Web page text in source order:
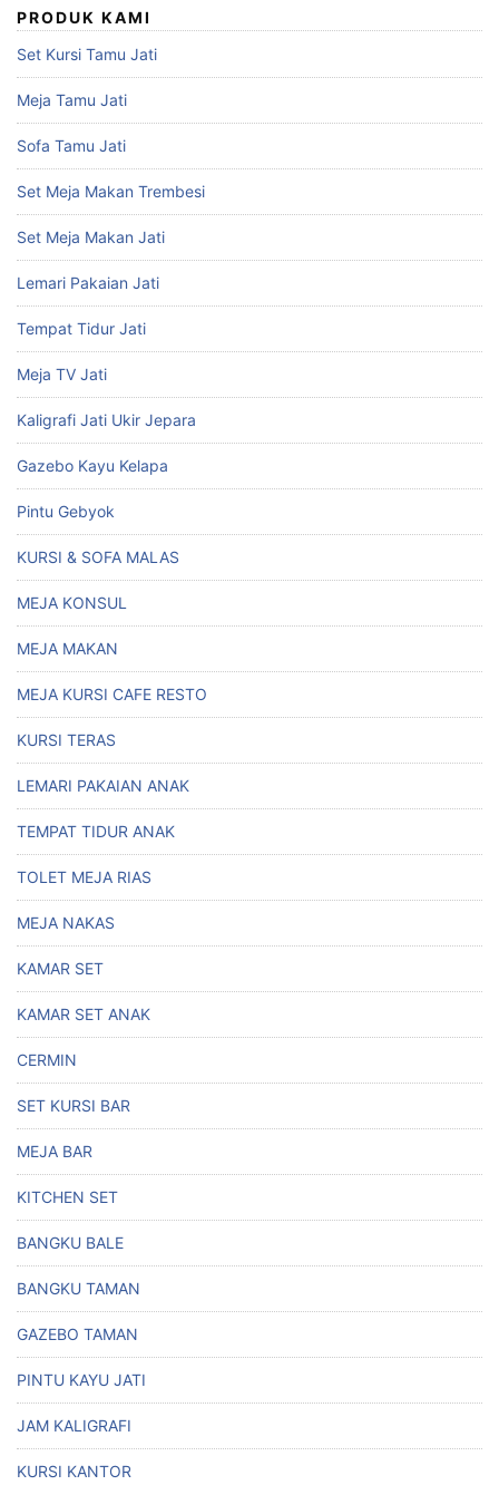
PRODUK KAMI
Set Kursi Tamu Jati
Meja Tamu Jati
Sofa Tamu Jati
Set Meja Makan Trembesi
Set Meja Makan Jati
Lemari Pakaian Jati
Tempat Tidur Jati
Meja TV Jati
Kaligrafi Jati Ukir Jepara
Gazebo Kayu Kelapa
Pintu Gebyok
KURSI & SOFA MALAS
MEJA KONSUL
MEJA MAKAN
MEJA KURSI CAFE RESTO
KURSI TERAS
LEMARI PAKAIAN ANAK
TEMPAT TIDUR ANAK
TOLET MEJA RIAS
MEJA NAKAS
KAMAR SET
KAMAR SET ANAK
CERMIN
SET KURSI BAR
MEJA BAR
KITCHEN SET
BANGKU BALE
BANGKU TAMAN
GAZEBO TAMAN
PINTU KAYU JATI
JAM KALIGRAFI
KURSI KANTOR